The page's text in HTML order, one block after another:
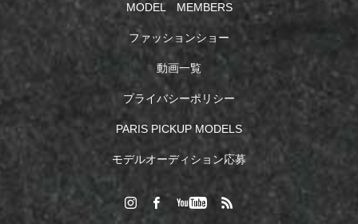
MODEL MEMBERS
ファッションショー
動画一覧
プライバシーポリシー
PARIS PICKUP MODELS
モデルオーディション応募